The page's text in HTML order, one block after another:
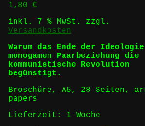
1,80 €
inkl. 7 % MwSt.
zzgl.
Versandkosten
Warum das Ende der
monogamen Paarbeziehung die
kommunistische Revolution
begünstigt.
Broschüre, A5, 28 Seiten,
papers
Lieferzeit: 1 Woche